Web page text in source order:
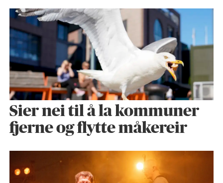
Sier nei til å la kommuner
fjerne og flytte måkereir